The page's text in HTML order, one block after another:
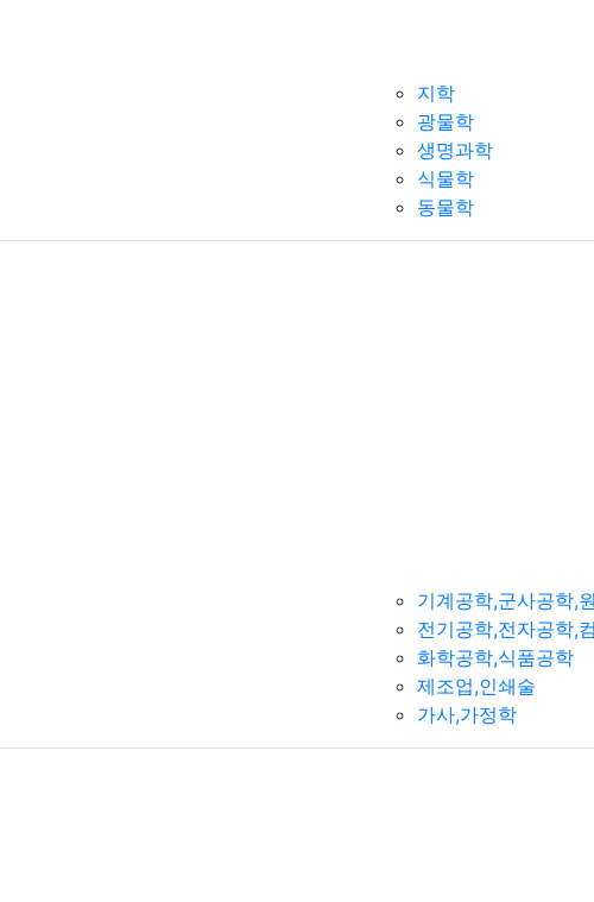
지학
광물학
생명과학
식물학
동물학
기계공학,군사공학,
전기공학,전자공학,
화학공학,식품공학
제조업,인쇄술
가사,가정학